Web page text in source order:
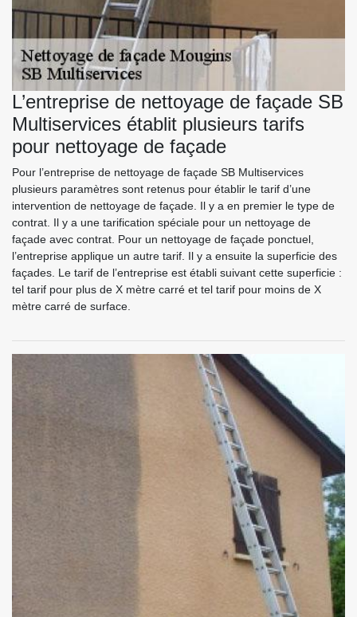
L’entreprise de nettoyage de façade SB
Multiservices établit plusieurs tarifs
pour nettoyage de façade
Pour l’entreprise de nettoyage de façade SB Multiservices
plusieurs paramètres sont retenus pour établir le tarif d’une
intervention de nettoyage de façade. Il y a en premier le type de
contrat. Il y a une tarification spéciale pour un nettoyage de
façade avec contrat. Pour un nettoyage de façade ponctuel,
l’entreprise applique un autre tarif. Il y a ensuite la superficie des
façades. Le tarif de l’entreprise est établi suivant cette superficie :
tel tarif pour plus de X mètre carré et tel tarif pour moins de X
mètre carré de surface.